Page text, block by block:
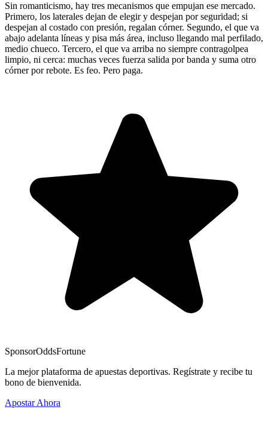
Sin romanticismo, hay tres mecanismos que empujan ese mercado.
Primero, los laterales dejan de elegir y despejan por seguridad; si
despejan al costado con presión, regalan córner. Segundo, el que va
abajo adelanta líneas y pisa más área, incluso llegando mal perfilado,
medio chueco. Tercero, el que va arriba no siempre contragolpea
limpio, ni cerca: muchas veces fuerza salida por banda y suma otro
córner por rebote. Es feo. Pero paga.
SponsorOddsFortune
La mejor plataforma de apuestas deportivas. Regístrate y recibe tu
bono de bienvenida.
Apostar Ahora